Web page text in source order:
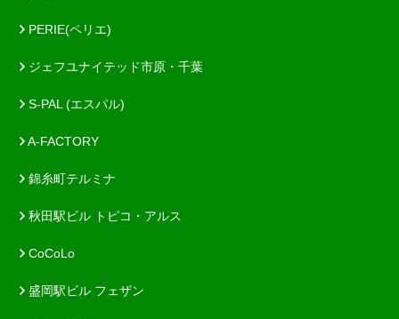
PERIE(ペリエ)
ジェフユナイテッド市原・千葉
S-PAL (エスパル)
A-FACTORY
錦糸町テルミナ
秋田駅ビル トピコ・アルス
CoCoLo
盛岡駅ビル フェザン